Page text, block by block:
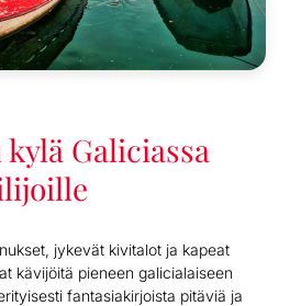
Galiciassa
jykevät kivitalot ja kapeat
kävijöitä pieneen galicialaiseen
fantasiakirjoista pitäviä ja